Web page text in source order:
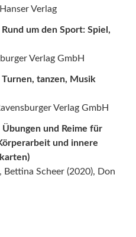
Verlag
um den Sport: Spiel,
Verlag GmbH
Turnen, tanzen, Musik
Verlag GmbH
und Reime für
und innere
Bettina Scheer (2020), Don